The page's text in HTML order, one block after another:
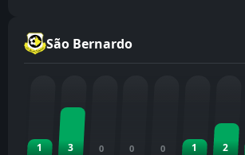
São Bernardo
1
3
0
0 0
1
2